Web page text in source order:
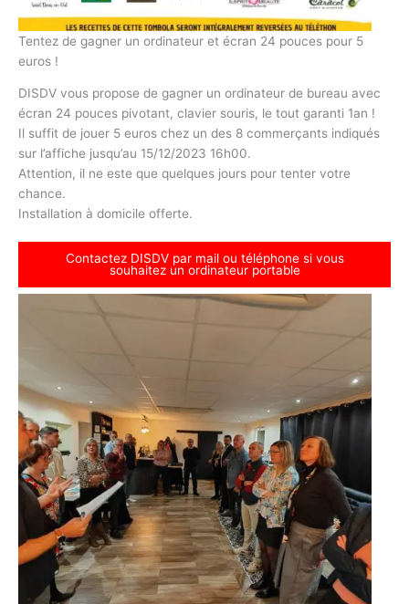
Tentez de gagner un ordinateur et écran 24 pouces pour 5
euros !
DISDV vous propose de gagner un ordinateur de bureau avec
écran 24 pouces pivotant, clavier souris, le tout garanti 1an !
Il suffit de jouer 5 euros chez un des 8 commerçants indiqués
sur l’affiche jusqu’au 15/12/2023 16h00.
Attention, il ne este que quelques jours pour tenter votre
chance.
Installation à domicile offerte.
Contactez DISDV par mail ou téléphone si vous
souhaitez un ordinateur portable